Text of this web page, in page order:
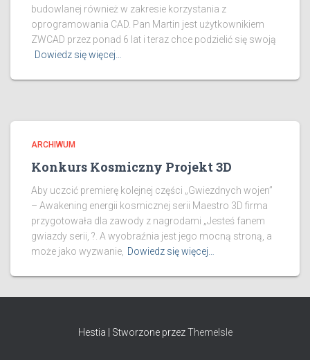
budowlanej również w zakresie korzystania z
oprogramowania CAD. Pan Martin jest użytkownikiem
ZWCAD przez ponad 6 lat i teraz chce podzielić się swoją
Dowiedz się więcej…
ARCHIWUM
Konkurs Kosmiczny Projekt 3D
Aby uczcić premierę kolejnej części „Gwiezdnych wojen”
– Awakening energii kosmicznej serii Maestro 3D firma
przygotowała dla zawody z nagrodami „Jesteś fanem
gwiazdy serii, ?. A wyobraźnia jest jego mocną stroną, a
może jako wyzwanie, Dowiedz się więcej…
Hestia | Stworzone przezThemeIsle